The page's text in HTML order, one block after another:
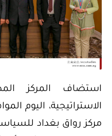
استضاف المركز
مركز رواق بغداد